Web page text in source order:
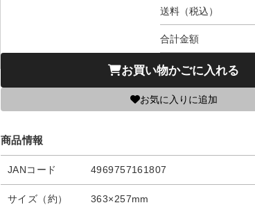
送料（税込）
合計金額
お買い物かごに入れる
お気に入りに追加
商品情報
JANコード 4969757161807
サイズ（約） 363×257mm